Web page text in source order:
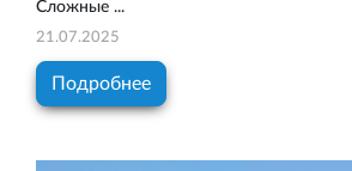
Сложные ...
21.07.2025
Подробнее